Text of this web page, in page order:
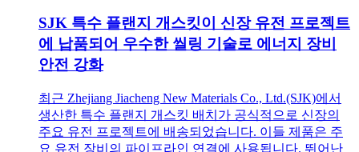
SJK 특수 플랜지 개스킷이 신장 유전 프로젝트
에 납품되어 우수한 씰링 기술로 에너지 장비
안전 강화
최근 Zhejiang Jiacheng New Materials Co., Ltd.(SJK)에서
생산한 특수 플랜지 개스킷 배치가 공식적으로 신장의
주요 유전 프로젝트에 배송되었습니다. 이들 제품은 주
요 유전 장비의 파이프라인 연결에 사용됩니다. 뛰어난